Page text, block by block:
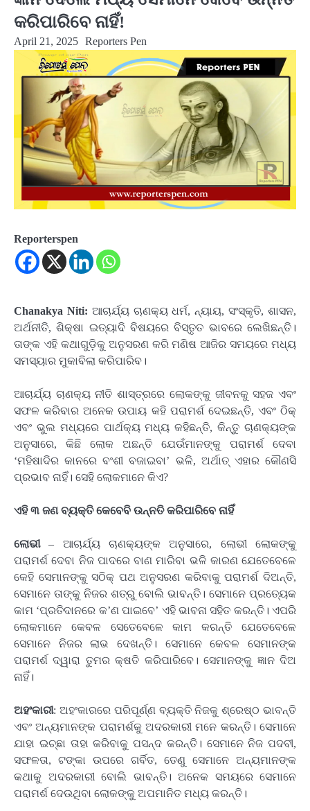
କରିପାରିବେ ନାହିଁ!
April 21, 2025 Reporters Pen
Reporterspen
Chanakya Niti: ଆଚାର୍ଯ୍ୟ ଚାଣକ୍ୟ ଧର୍ମ, ନ୍ୟାୟ, ସଂସ୍କୃତି, ଶାସନ,
ଅର୍ଥନୀତି, ଶିକ୍ଷା ଇତ୍ୟାଦି ବିଷୟରେ ବିସ୍ତୃତ ଭାବରେ ଲେଖିଛନ୍ତି।
ତାଙ୍କ ଏହି କଥାଗୁଡ଼ିକୁ ଅନୁସରଣ କରି ମଣିଷ ଆଜିର ସମୟରେ ମଧ୍ୟ
ସମସ୍ୟାର ମୁକାବିଲା କରିପାରିବ।
ଆଚାର୍ଯ୍ୟ ଚାଣକ୍ୟ ନୀତି ଶାସ୍ତ୍ରରେ ଲୋକଙ୍କୁ ଜୀବନକୁ ସହଜ ଏବଂ
ସଫଳ କରିବାର ଅନେକ ଉପାୟ କହି ପରାମର୍ଶ ଦେଇଛନ୍ତି, ଏବଂ ଠିକ୍
ଏବଂ ଭୁଲ ମଧ୍ୟରେ ପାର୍ଥକ୍ୟ ମଧ୍ୟ କହିଛନ୍ତି, କିନ୍ତୁ ଚାଣକ୍ୟଙ୍କ
ଅନୁସାରେ, କିଛି ଲୋକ ଅଛନ୍ତି ଯେଉଁମାନଙ୍କୁ ପରାମର୍ଶ ଦେବା
‘ମହିଷାଦିର କାନରେ ବଂଶୀ ବଜାଇବା’ ଭଳି, ଅର୍ଥାତ୍ ଏହାର କୌଣସି
ପ୍ରଭାବ ନାହିଁ। ସେହି ଲୋକମାନେ କିଏ?
ଏହି ୩ ଜଣ ବ୍ୟକ୍ତି କେବେବି ଉନ୍ନତି କରିପାରିବେ ନାହିଁ
ଲୋଭୀ– ଆଚାର୍ଯ୍ୟ ଚାଣକ୍ୟଙ୍କ ଅନୁସାରେ, ଲୋଭୀ ଲୋକଙ୍କୁ
ପରାମର୍ଶ ଦେବା ନିଜ ପାଦରେ ବାଣ ମାରିବା ଭଳି କାରଣ ଯେତେବେଳେ
କେହି ସେମାନଙ୍କୁ ସଠିକ୍ ପଥ ଅନୁସରଣ କରିବାକୁ ପରାମର୍ଶ ଦିଅନ୍ତି,
ସେମାନେ ତାଙ୍କୁ ନିଜର ଶତ୍ରୁ ବୋଲି ଭାବନ୍ତି। ସେମାନେ ପ୍ରତ୍ୟେକ
କାମ ‘ପ୍ରତିଦାନରେ କ’ଣ ପାଇବେ’ ଏହି ଭାବନା ସହିତ କରନ୍ତି। ଏପରି
ଲୋକମାନେ କେବଳ ସେତେବେଳେ କାମ କରନ୍ତି ଯେତେବେଳେ
ସେମାନେ ନିଜର ଲାଭ ଦେଖନ୍ତି। ସେମାନେ କେବଳ ସେମାନଙ୍କ
ପରାମର୍ଶ ଦ୍ୱାରା ତୁମର କ୍ଷତି କରିପାରିବେ। ସେମାନଙ୍କୁ ଜ୍ଞାନ ଦିଅ
ନାହିଁ।
ଅହଂକାରୀ: ଅହଂକାରରେ ପରିପୂର୍ଣ୍ଣ ବ୍ୟକ୍ତି ନିଜକୁ ଶ୍ରେଷ୍ଠ ଭାବନ୍ତି
ଏବଂ ଅନ୍ୟମାନଙ୍କ ପରାମର୍ଶକୁ ଅଦରକାରୀ ମନେ କରନ୍ତି। ସେମାନେ
ଯାହା ଇଚ୍ଛା ତାହା କରିବାକୁ ପସନ୍ଦ କରନ୍ତି। ସେମାନେ ନିଜ ପଦବୀ,
ସଫଳତା, ଟଙ୍କା ଉପରେ ଗର୍ବିତ, ତେଣୁ ସେମାନେ ଅନ୍ୟମାନଙ୍କ
କଥାକୁ ଅଦରକାରୀ ବୋଲି ଭାବନ୍ତି। ଅନେକ ସମୟରେ ସେମାନେ
ପରାମର୍ଶ ଦେଉଥିବା ଲୋକଙ୍କୁ ଅପମାନିତ ମଧ୍ୟ କରନ୍ତି।